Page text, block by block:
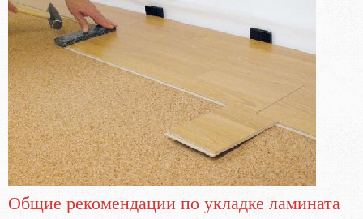
Общие рекомендации по укладке ламината